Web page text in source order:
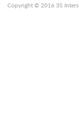
Copyright © 2016 3S